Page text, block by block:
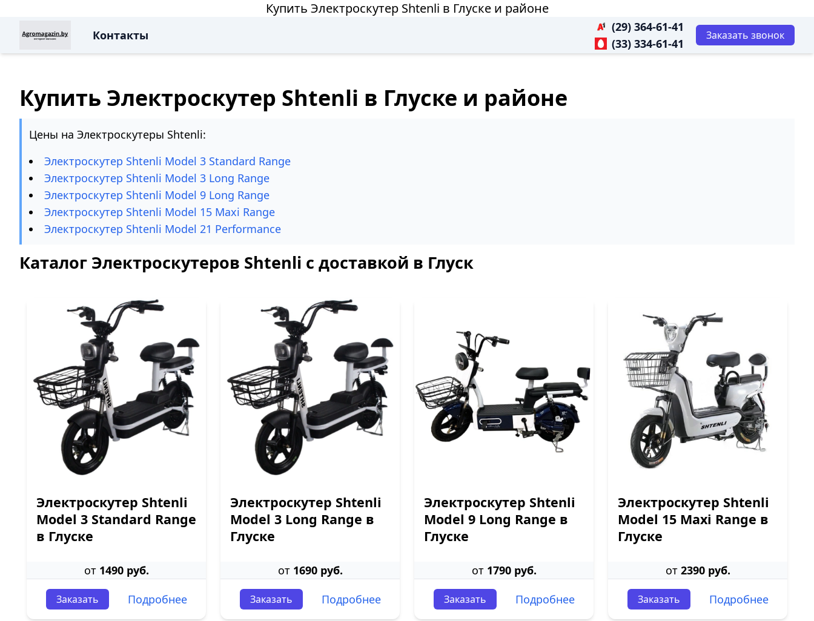
Купить Электроскутер Shtenli в Глуске и районе
Контакты
(29) 364-61-41
(33) 334-61-41
Заказать звонок
Купить Электроскутер Shtenli в Глуске и районе
Цены на Электроскутеры Shtenli:
Электроскутер Shtenli Model 3 Standard Range
Электроскутер Shtenli Model 3 Long Range
Электроскутер Shtenli Model 9 Long Range
Электроскутер Shtenli Model 15 Maxi Range
Электроскутер Shtenli Model 21 Performance
Каталог Электроскутеров Shtenli с доставкой в Глуск
Электроскутер Shtenli
Model 3 Standard Range
в Глуске
от 1490 руб.
Заказать Подробнее
Электроскутер Shtenli
Model 3 Long Range в
Глуске
от 1690 руб.
Заказать Подробнее
Электроскутер Shtenli
Model 9 Long Range в
Глуске
от 1790 руб.
Заказать Подробнее
Электроскутер Shtenli
Model 15 Maxi Range в
Глуске
от 2390 руб.
Заказать Подробнее